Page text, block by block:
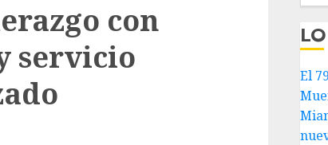
con
servicio
El